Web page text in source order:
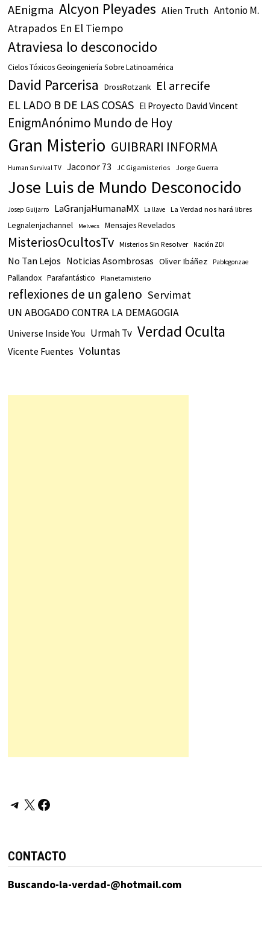
AEnigma Alcyon Pleyades Alien Truth Antonio M.
Atrapados En El Tiempo
Atraviesa lo desconocido
Cielos Tóxicos Geoingeniería Sobre Latinoamérica
David Parcerisa DrossRotzank El arrecife
EL LADO B DE LAS COSAS El Proyecto David Vincent
EnigmAnónimo Mundo de Hoy
Gran Misterio GUIBRARI INFORMA
Human Survival TV Jaconor 73 JC Gigamisterios Jorge Guerra
Jose Luis de Mundo Desconocido
Josep Guijarro LaGranjaHumanaMX La llave La Verdad nos hará libres
Legnalenjachannel Melvecs Mensajes Revelados
MisteriosOcultosTv Misterios Sin Resolver Nación ZDI
No Tan Lejos Noticias Asombrosas Oliver Ibáñez Pablogonzae
Pallandox Parafantástico Planetamisterio
reflexiones de un galeno Servimat
UN ABOGADO CONTRA LA DEMAGOGIA
Universe Inside You Urmah Tv Verdad Oculta
Vicente Fuentes Voluntas
Telegram
X Facebook
CONTACTO
Buscando-la-verdad-@hotmail.com